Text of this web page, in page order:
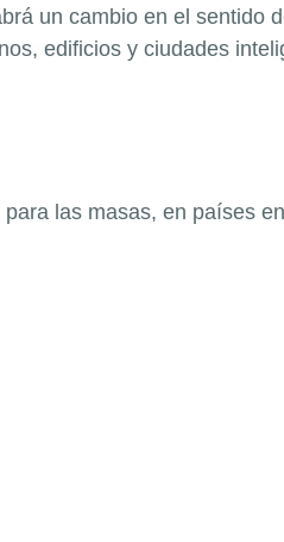
un cambio en el sentido
edificios y ciudades
las masas, en países